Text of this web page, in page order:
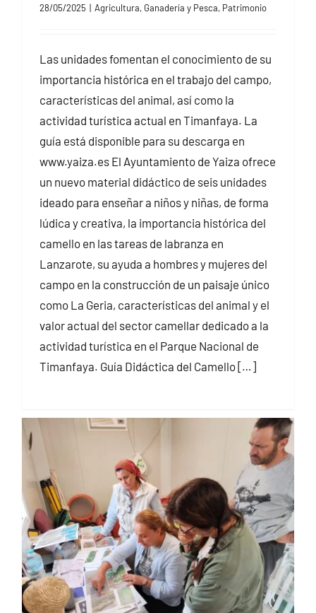
28/05/2025 | Agricultura, Ganadería y Pesca, Patrimonio
Las unidades fomentan el conocimiento de su
importancia histórica en el trabajo del campo,
características del animal, así como la
actividad turística actual en Timanfaya. La
guía está disponible para su descarga en
www.yaiza.es El Ayuntamiento de Yaiza ofrece
un nuevo material didáctico de seis unidades
ideado para enseñar a niños y niñas, de forma
lúdica y creativa, la importancia histórica del
camello en las tareas de labranza en
Lanzarote, su ayuda a hombres y mujeres del
campo en la construcción de un paisaje único
como La Geria, características del animal y el
valor actual del sector camellar dedicado a la
actividad turística en el Parque Nacional de
Timanfaya. Guía Didáctica del Camello […]